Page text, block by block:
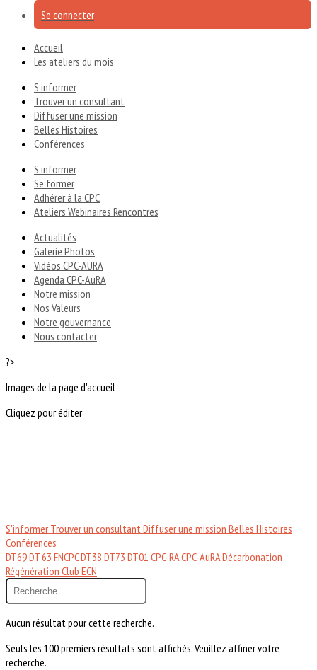
Se connecter
Accueil
Les ateliers du mois
S'informer
Trouver un consultant
Diffuser une mission
Belles Histoires
Conférences
S'informer
Se former
Adhérer à la CPC
Ateliers Webinaires Rencontres
Actualités
Galerie Photos
Vidéos CPC-AURA
Agenda CPC-AuRA
Notre mission
Nos Valeurs
Notre gouvernance
Nous contacter
?>
Images de la page d'accueil
Cliquez pour éditer
S'informerTrouver un consultantDiffuser une mission Belles Histoires
Conférences
DT69DT 63 FNCPCDT38 DT73 DT01 CPC-RACPC-AuRADécarbonation
Régénération Club ECN
Aucun résultat pour cette recherche.
Seuls les 100 premiers résultats sont affichés. Veuillez affiner votre
recherche.